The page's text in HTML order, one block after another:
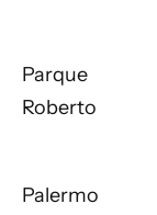
Parque
Roberto
Palermo